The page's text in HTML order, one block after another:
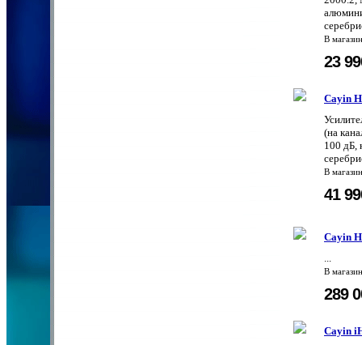
В
23
Cayin
(на
100 дБ,
В
41
Cayin
...
В
289
Cayin